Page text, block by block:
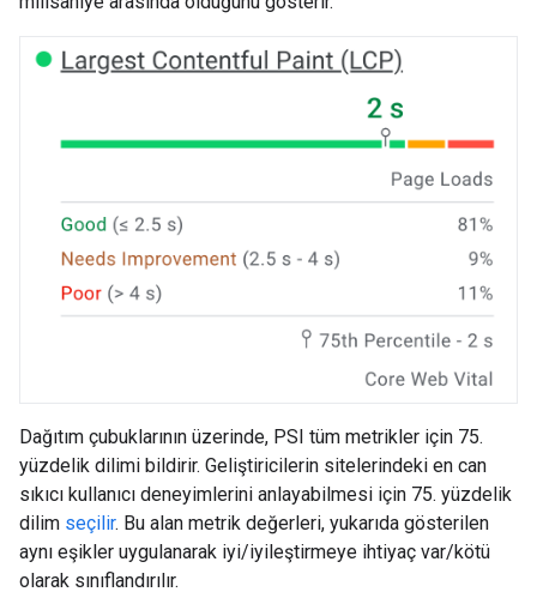
Dağıtım çubuklarının üzerinde, PSI tüm metrikler için 75.
yüzdelik dilimi bildirir. Geliştiricilerin sitelerindeki en can
sıkıcı kullanıcı deneyimlerini anlayabilmesi için 75. yüzdelik
dilim seçilir. Bu alan metrik değerleri, yukarıda gösterilen
aynı eşikler uygulanarak iyi/iyileştirmeye ihtiyaç var/kötü
olarak sınıflandırılır.